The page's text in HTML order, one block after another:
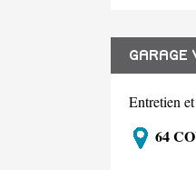
GARAGE
Entretien
64